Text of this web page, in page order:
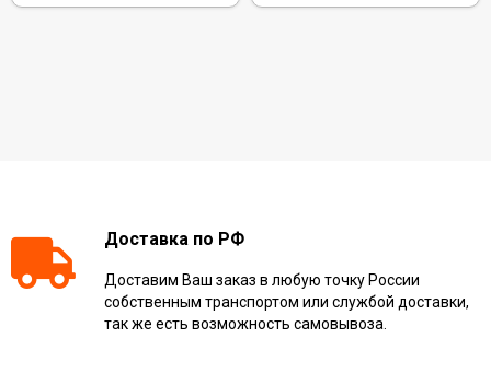
Доставка по РФ
Доставим Ваш заказ в любую точку России
собственным транспортом или службой доставки,
так же есть возможность самовывоза.